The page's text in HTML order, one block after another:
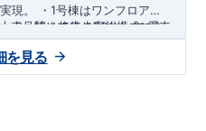
現。 ・1号棟はワンフロアで
・2号棟は将来の家族構成に合
プラン。 ・食器洗乾燥機や浴
。 ・3台分の駐車スペース
寺」駅まで徒歩30分(バス乗車
まで徒歩23分
◇ロ
校 徒歩12分 ​・ディオ西大寺
徒歩1分​◇ブルーミングガー
をしたか。が明確だからこ
・設計、施工、営業が互いに
いたします。 ・不要な中間マ
ウンに努めています。
を見る